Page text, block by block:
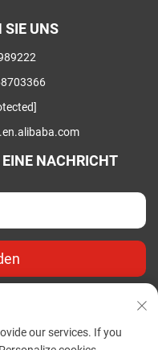
SIE UNS
NACHRICHT
our services. If you